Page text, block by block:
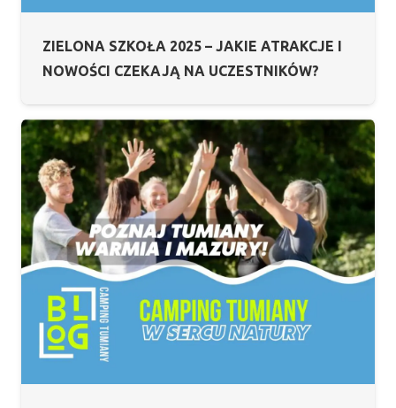
ZIELONA SZKOŁA 2025 – JAKIE ATRAKCJE I
NOWOŚCI CZEKAJĄ NA UCZESTNIKÓW?